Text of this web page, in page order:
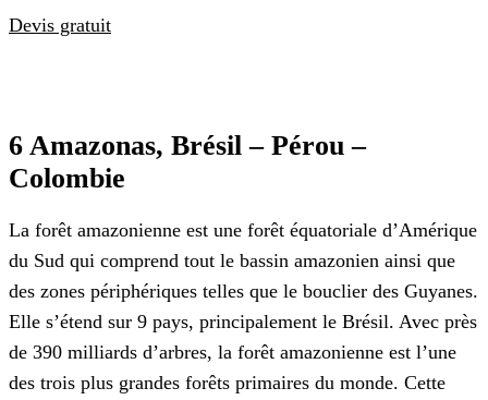
Devis gratuit
6 Amazonas, Brésil – Pérou –
Colombie
La forêt amazonienne est une forêt équatoriale d’Amérique
du Sud qui comprend tout le bassin amazonien ainsi que
des zones périphériques telles que le bouclier des Guyanes.
Elle s’étend sur 9 pays, principalement le Brésil. Avec près
de 390 milliards d’arbres, la forêt amazonienne est l’une
des trois plus grandes forêts primaires du monde. Cette